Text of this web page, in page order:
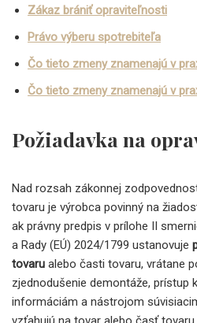
Zákaz brániť opraviteľnosti
Právo výberu spotrebiteľa
Čo tieto zmeny znamenajú v
Čo tieto zmeny znamenajú v
Požiadavka na
Nad rozsah zákonnej
tovaru je výrobca povinný na
ak právny predpis v prílohe II
a Rady (EÚ) 2024/1799 ustanovuje
tovaru alebo časti tovaru, vrátane
zjednodušenie demontáže, prístup
informáciám a nástrojom